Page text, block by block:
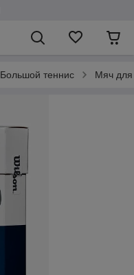
Большой теннис Мяч для